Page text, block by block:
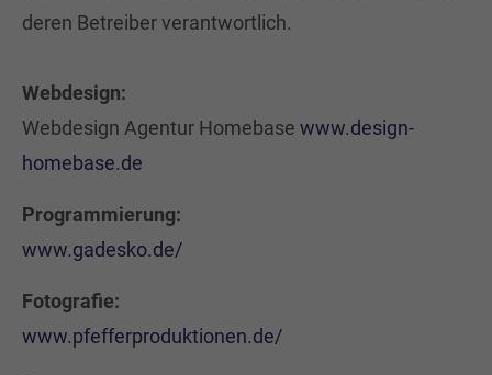
deren Betreiber verantwortlich.
Webdesign:
Webdesign Agentur Homebase www.design-
homebase.de
Programmierung:
www.gadesko.de/
Fotografie:
www.pfefferproduktionen.de/